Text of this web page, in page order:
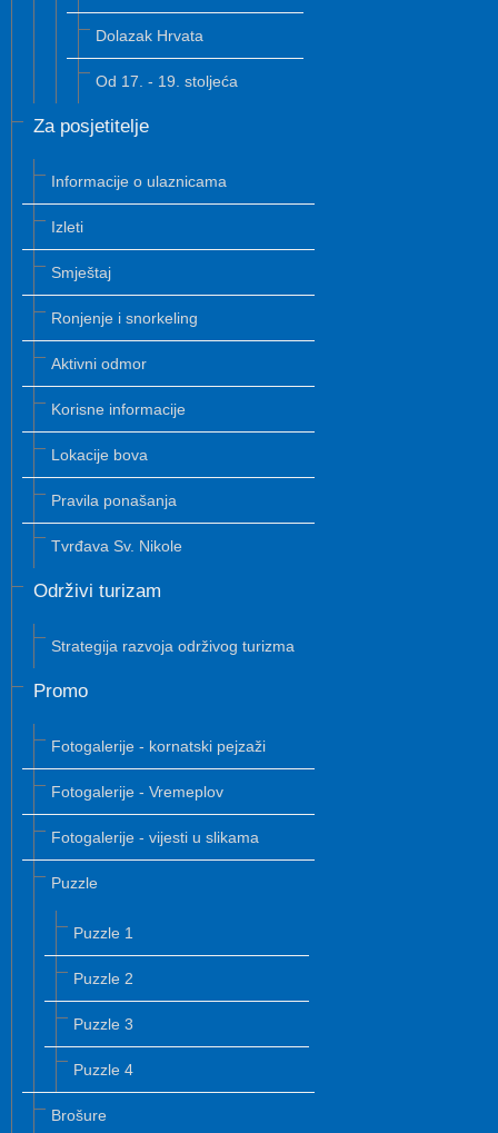
Dolazak Hrvata
Od 17. - 19. stoljeća
Za posjetitelje
Informacije o ulaznicama
Izleti
Smještaj
Ronjenje i snorkeling
Aktivni odmor
Korisne informacije
Lokacije bova
Pravila ponašanja
Tvrđava Sv. Nikole
Održivi turizam
Strategija razvoja održivog turizma
Promo
Fotogalerije - kornatski pejzaži
Fotogalerije - Vremeplov
Fotogalerije - vijesti u slikama
Puzzle
Puzzle 1
Puzzle 2
Puzzle 3
Puzzle 4
Brošure